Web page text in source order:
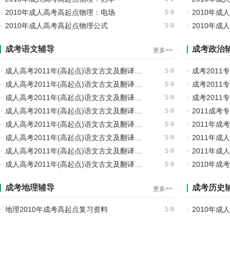
5-9
· 2010年成人高考高起点物理：电场
5-9
· 2010年成人高考高起点物理公式
· 2010年成
· 2010年成
成考语文辅导 更多>>
5-9
· 成人高考2011年(高起点)语文古文及翻译…
5-9
· 成人高考2011年(高起点)语文古文及翻译…
5-9
· 成人高考2011年(高起点)语文古文及翻译…
5-9
· 成人高考2011年(高起点)语文古文及翻译…
5-9
· 成人高考2011年(高起点)语文古文及翻译…
5-9
· 成人高考2011年(高起点)语文古文及翻译…
5-9
· 成人高考2011年(高起点)语文古文及翻译…
5-9
· 成人高考2011年(高起点)语文古文及翻译…
成考政治
· 成考2011
· 成考2011
· 成考2011
· 2011成考
· 2011年成
· 2011年成
· 2011年成
· 2010年成
成考地理辅导 更多>>
5-9
· 地理2010年成考高起点复习资料
成考历史
· 2010年成